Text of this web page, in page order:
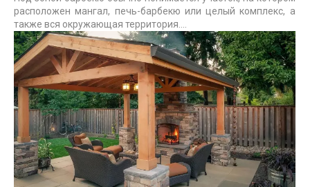
расположен мангал, печь-барбекю или целый комплекс, а
также вся окружающая территория....